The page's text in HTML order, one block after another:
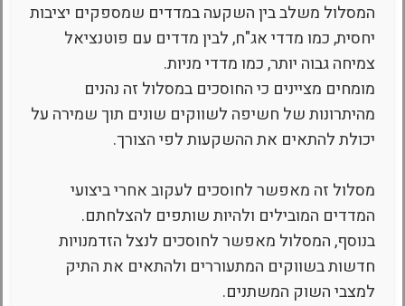
המסלול משלב בין השקעה במדדים שמספקים יציבות
יחסית, כמו מדדי אג"ח, לבין מדדים עם פוטנציאל
צמיחה גבוה יותר, כמו מדדי מניות.
מומחים מציינים כי החוסכים במסלול זה נהנים
מהיתרונות של חשיפה לשווקים שונים תוך שמירה על
יכולת להתאים את ההשקעות לפי הצורך.
מסלול זה מאפשר לחוסכים לעקוב אחרי ביצועי
המדדים המובילים ולהיות שותפים להצלחתם.
בנוסף, המסלול מאפשר לחוסכים לנצל הזדמנויות
חדשות בשווקים המתעוררים ולהתאים את התיק
למצבי השוק המשתנים.